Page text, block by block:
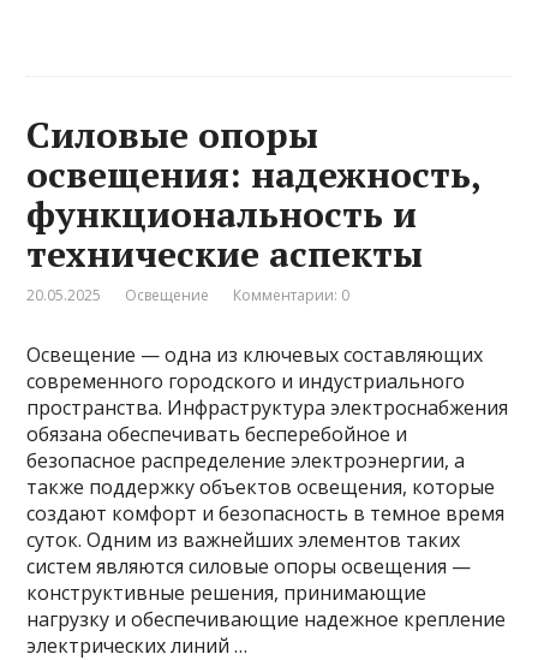
Силовые опоры
освещения: надежность,
функциональность и
технические аспекты
20.05.2025 Освещение Комментарии: 0
Освещение — одна из ключевых составляющих
современного городского и индустриального
пространства. Инфраструктура электроснабжения
обязана обеспечивать бесперебойное и
безопасное распределение электроэнергии, а
также поддержку объектов освещения, которые
создают комфорт и безопасность в темное время
суток. Одним из важнейших элементов таких
систем являются силовые опоры освещения —
конструктивные решения, принимающие
нагрузку и обеспечивающие надежное крепление
электрических линий …